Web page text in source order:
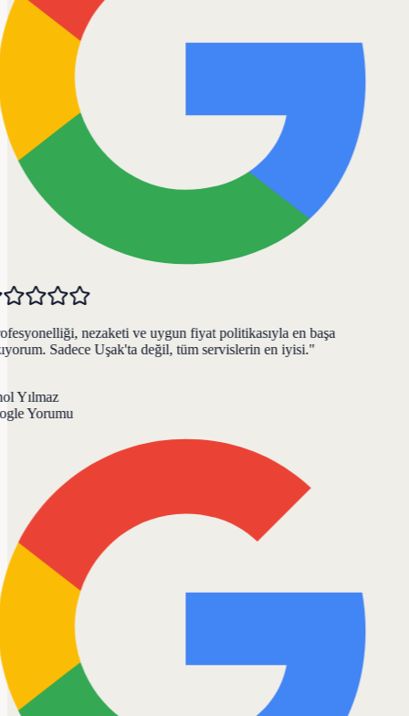
nezaketi ve uygun fiyat politikasıyla en başa
Sadece Uşak'ta değil, tüm servislerin en iyisi."
Yılmaz
Yorumu